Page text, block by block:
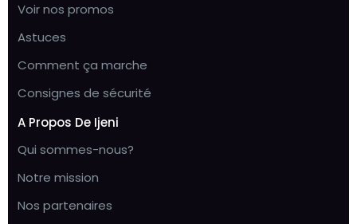
Voir nos promos
Astuces
Comment ça marche
Consignes de sécurité
A Propos De Ijeni
Qui sommes-nous?
Notre mission
Nos partenaires